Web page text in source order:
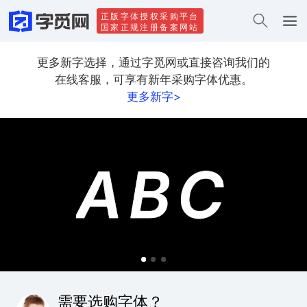
正版字体授权采购平台
国家正规注册备案网站
更多新字选择，通过字觅网或直接咨询我们的
在线客服，可享有新年采购字体优惠。
更多新字>
需要选购字体？